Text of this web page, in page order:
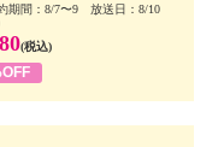
期間：8/7〜9 放送日：8/10
(税込)